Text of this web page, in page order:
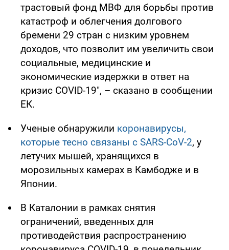
трастовый фонд МВФ для борьбы против
катастроф и облегчения долгового
бремени 29 стран с низким уровнем
доходов, что позволит им увеличить свои
социальные, медицинские и
экономические издержки в ответ на
кризис COVID-19", – сказано в сообщении
ЕК.
Ученые обнаружили коронавирусы,
которые тесно связаны с SARS-CoV-2, у
летучих мышей, хранящихся в
морозильных камерах в Камбодже и в
Японии.
В Каталонии в рамках снятия
ограничений, введенных для
противодействия распространению